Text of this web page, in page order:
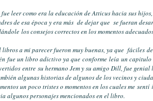
leer como era la educación de Atticus hacia sus
de esa época y era más de dejar que se fueran
los consejos correctos en los momentos
a mi parecer fueron muy buenas, ya que fáciles
fue un libro adictivo ya que conforme leía un
entre su hermano Jem y su amigo Dill, fue genial
algunas historias de algunos de los vecinos y
un poco tristes o momentos en los cuales me
algunos personajes mencionados en el libro.